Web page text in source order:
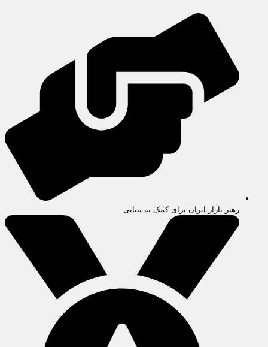
رهبر بازار ایران برای کمک به بینایی